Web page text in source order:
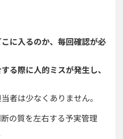
こに入るのか、毎回確認が必
る際に人的ミスが発生し、
者は少なくありません。
の質を左右する予実管理